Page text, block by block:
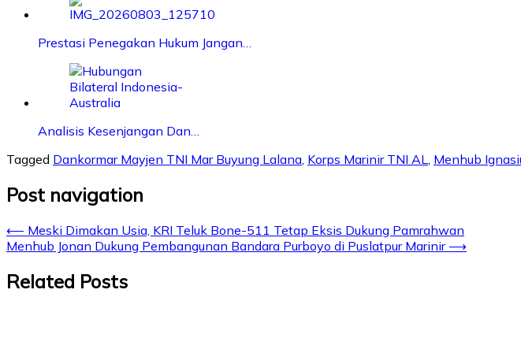
Prestasi Penegakan Hukum Jangan…
Analisis Kesenjangan Dan…
Tagged Dankormar Mayjen TNI Mar Buyung Lalana, Korps Marinir TNI AL, Menhub
Post navigation
⟵ Meski Dimakan Usia, KRI Teluk Bone-511 Tetap Eksis Dukung Pamrahwan
Menhub Jonan Dukung Pembangunan Bandara Purboyo di Puslatpur Marinir ⟶
Related Posts